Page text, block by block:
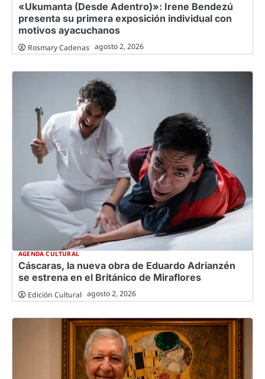
«Ukumanta (Desde Adentro)»: Irene Bendezú
presenta su primera exposición individual con
motivos ayacuchanos
Rosmary Cadenas agosto 2, 2026
AGENDA CULTURAL
Cáscaras, la nueva obra de Eduardo Adrianzén
se estrena en el Británico de Miraflores
Edición Cultural agosto 2, 2026